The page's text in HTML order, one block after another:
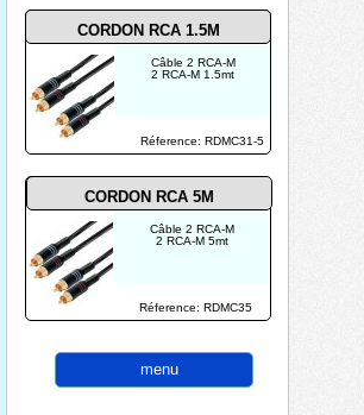
menu
Réference: RDMC31-5
Réference: RDMC35
Câble 2 RCA-M
2 RCA-M 1.5mt
Câble 2 RCA-M
2 RCA-M 5mt
CORDON RCA 1.5M
CORDON RCA 5M